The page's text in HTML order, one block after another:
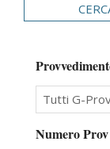
Numero Prov